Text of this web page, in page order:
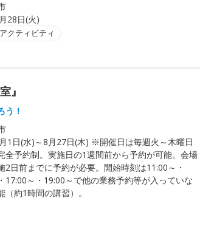
28日(火)
クティビティ
』
う！
1日(水)～8月27日(木) ※開催日は毎週火～木曜日
全予約制。実施日の1週間前から予約が可能。会場
2日前までに予約が必要。開始時刻は11:00～・
17:00～・19:00～で他の業務予約等が入っていな
約1時間の講習）。